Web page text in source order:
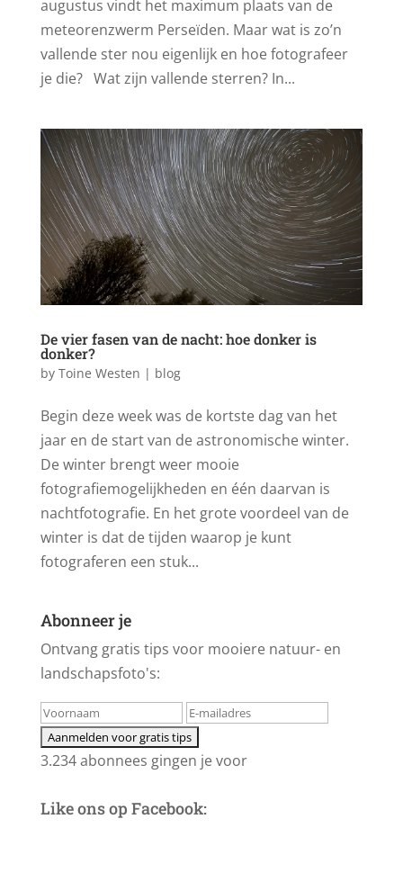
augustus vindt het maximum plaats van de
meteorenzwerm Perseïden. Maar wat is zo’n
vallende ster nou eigenlijk en hoe fotografeer
je die? Wat zijn vallende sterren? In...
De vier fasen van de nacht: hoe donker is
donker?
by Toine Westen | blog
Begin deze week was de kortste dag van het
jaar en de start van de astronomische winter.
De winter brengt weer mooie
fotografiemogelijkheden en één daarvan is
nachtfotografie. En het grote voordeel van de
winter is dat de tijden waarop je kunt
fotograferen een stuk...
Abonneer je
Ontvang gratis tips voor mooiere natuur- en
landschapsfoto's:
3.234 abonnees gingen je voor
Like ons op Facebook: